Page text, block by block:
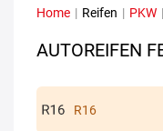
Home | Reifen | PKW |
AUTOREIFEN
R16